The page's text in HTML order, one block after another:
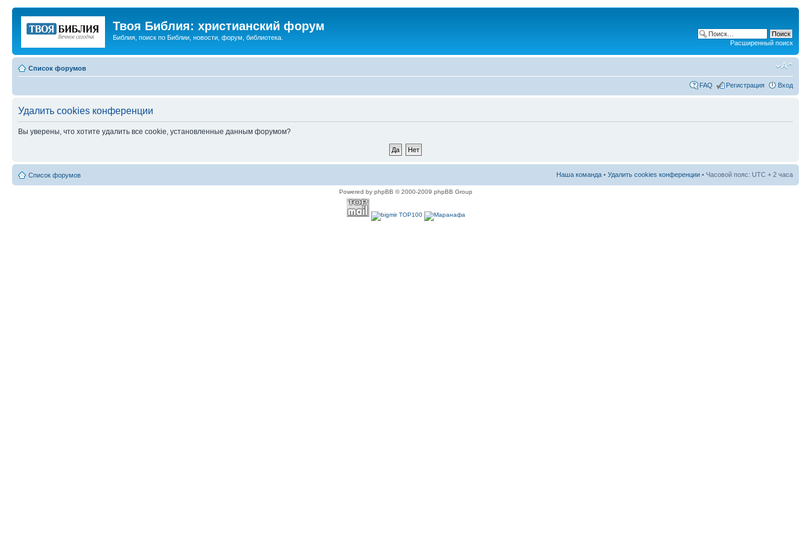
Твоя Библия: христианский форум
Библия, поиск по Библии, новости, форум, библиотека.
Расширенный поиск
Список форумов
FAQ Регистрация Вход
Удалить cookies конференции
Вы уверены, что хотите удалить все cookie, установленные данным форумом?
Список форумов Наша команда • Удалить cookies конференции • Часовой пояс: UTC + 2 часа
Powered by phpBB © 2000-2009 phpBB Group